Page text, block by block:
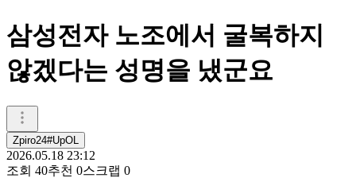
삼성전자 노조에서 굴복하지
않겠다는 성명을 냈군요
Zpiro24#UpOL
2026.05.18 23:12
조회 40추천 0스크랩 0